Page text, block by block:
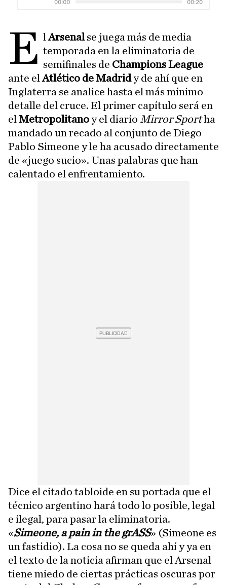
E lArsenalse juega más de media
temporada en la eliminatoria de
semifinales de Champions League
ante elAtlético de Madridy de ahí que en
Inglaterra se analice hasta el más mínimo
detalle del cruce. El primer capítulo será en
el Metropolitanoy el diario Mirror Sportha
mandado un recado al conjunto de Diego
Pablo Simeone y le ha acusado directamente
de «juego sucio». Unas palabras que han
calentado el enfrentamiento.
Dice el citado tabloide en su portada que el
técnico argentino hará todo lo posible, legal
e ilegal, para pasar la eliminatoria.
«Simeone, a pain in the grASS» (Simeone es
un fastidio). La cosa no se queda ahí y ya en
el texto de la noticia afirman que el Arsenal
tiene miedo de ciertas prácticas oscuras por